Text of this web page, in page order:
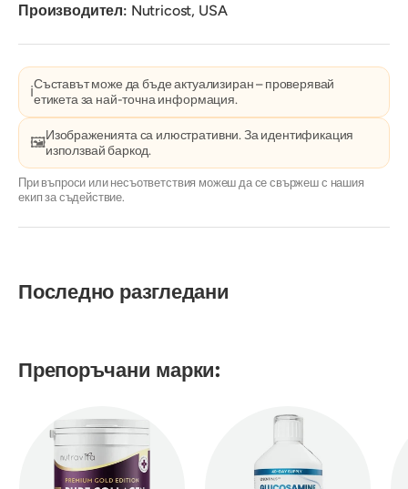
Производител: Nutricost, USA
ℹ️Съставът може да бъде актуализиран – проверявай
етикета за най-точна информация.
🖼️Изображенията са илюстративни. За идентификация
използвай баркод.
При въпроси или несъответствия можеш да се свържеш с нашия
екип за съдействие.
Последно разгледани
Препоръчани марки: